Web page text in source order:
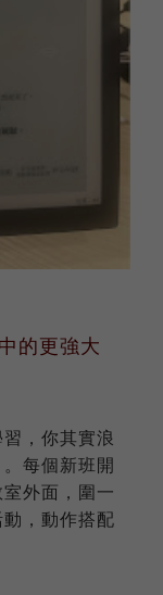
的更強大
，你其實浪
每個新班開
外面，圍一
，動作搭配